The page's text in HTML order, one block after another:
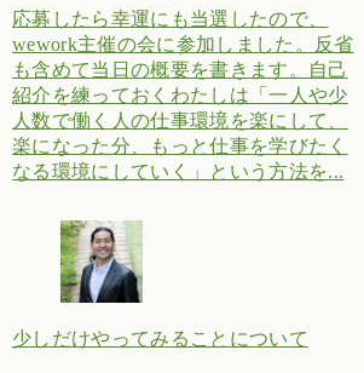
応募したら幸運にも当選したので、
wework主催の会に参加しました。反省
も含めて当日の概要を書きます。自己
紹介を練っておくわたしは「一人や少
人数で働く人の仕事環境を楽にして、
楽になった分、もっと仕事を学びたく
なる環境にしていく」という方法を...
少しだけやってみることについて